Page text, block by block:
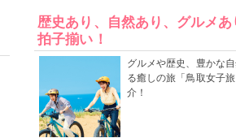
歴史あり、自然あり、グルメあ
拍子揃い！
グルメや歴史、豊かな
る癒しの旅「鳥取女子
介！